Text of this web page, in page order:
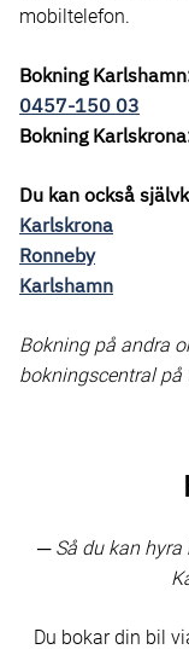
mobiltelefon.
Bokning
0457-150 03
Bokning
Du kan också
Karlskrona
Ronneby
Karlshamn
Bokning på andra
bokningscentral på
─ Så du kan hyra
Du bokar din bil